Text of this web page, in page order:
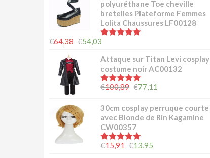
polyuréthane Toe cheville
bretelles Plateforme Femmes
Lolita Chaussures LF00128
€64,38 €54,03
Attaque sur Titan Levi cosplay
costume noir AC00132
5.00sur 5
€100,89 €77,11
30cm cosplay perruque courte
avec Blonde de Rin Kagamine
CW00357
5.00 sur 5
€15,91 €13,95